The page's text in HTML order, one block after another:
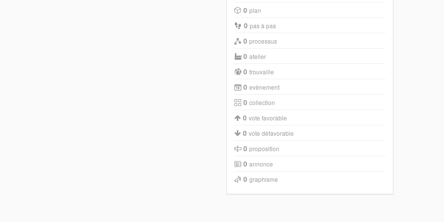
0 plan
0 pas à pas
0 processus
0 atelier
0 trouvaille
0 evènement
0 collection
0 vote favorable
0 vote défavorable
0 proposition
0 annonce
0 graphisme